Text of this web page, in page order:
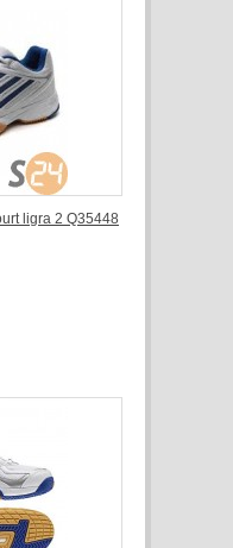
ligra 2 Q35448